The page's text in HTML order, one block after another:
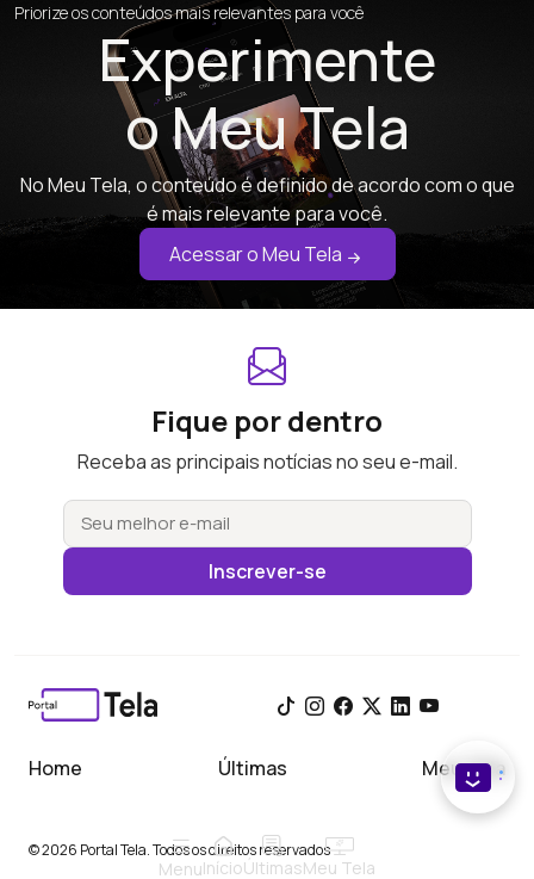
MenuInícioÚltimasMeu Tela
Priorize os conteúdos mais relevantes para você
Experimente
o Meu Tela
No Meu Tela, o conteúdo é definido de acordo com o que
é mais relevante para você.
Acessar o Meu Tela
Fique por dentro
Receba as principais notícias no seu e-mail.
Inscrever-se
Home Últimas Meu Tela
© 2026 Portal Tela. Todos os direitos reservados